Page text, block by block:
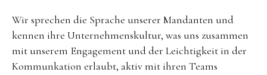
Wir sprechen die Sprache unserer Mandanten und
kennen ihre Unternehmenskultur, was uns zusammen
mit unserem Engagement und der Leichtigkeit in der
Kommunkation erlaubt, aktiv mit ihren Teams